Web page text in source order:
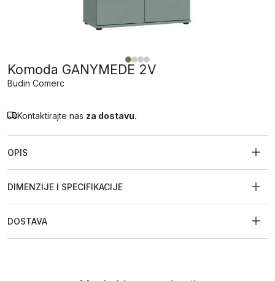
Komoda GANYMEDE 2V
Budin Comerc
Kontaktirajte nas za dostavu.
OPIS
DIMENZIJE I SPECIFIKACIJE
DOSTAVA